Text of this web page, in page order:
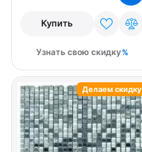
Купить
Узнать свою скидку
Делаем скидку